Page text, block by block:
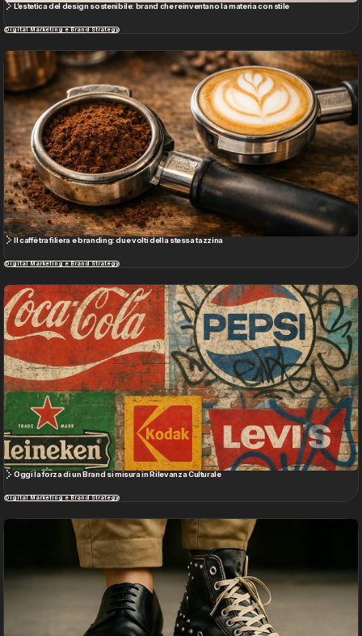
L’estetica del design sostenibile: brand che reinventano la materia con stile
Digital Marketing e Brand Strategy
Il caffè tra filiera e branding: due volti della stessa tazzina
Digital Marketing e Brand Strategy
Oggi la forza di un Brand si misura in Rilevanza Culturale
Digital Marketing e Brand Strategy